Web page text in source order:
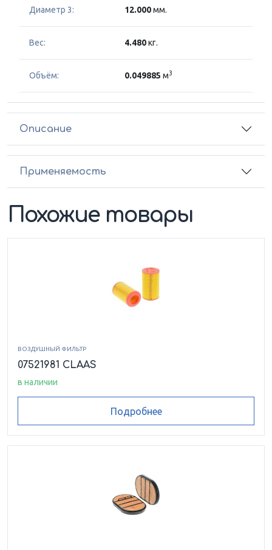
Диаметр 3: 12.000мм.
Вес: 4.480кг.
Объём: 0.049885 м3
Описание
Применяемость
Похожие товары
ВОЗДУШНЫЙ ФИЛЬТР
07521981 CLAAS
в наличии
Подробнее